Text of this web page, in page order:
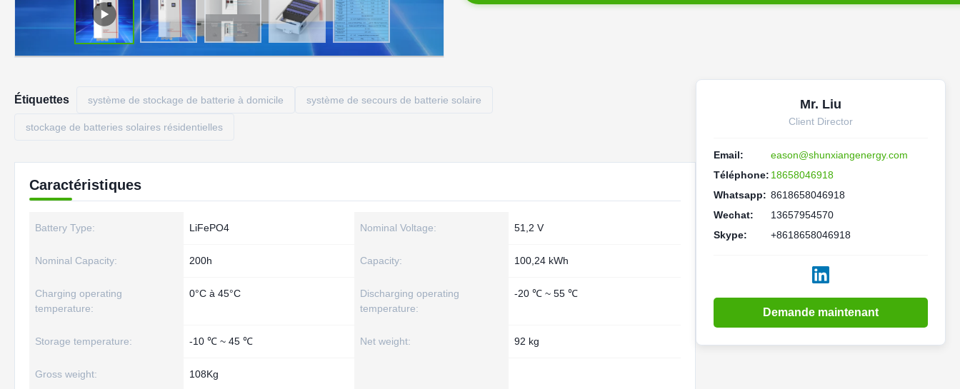
Étiquettes système de stockage de batterie à domicile système de secours de batterie solaire
stockage de batteries solaires résidentielles
Caractéristiques
Battery Type: LiFePO4 Nominal Voltage: 51,2 V
Nominal Capacity: 200h Capacity: 100,24 kWh
Charging operating
temperature:
0°C à 45°C
Discharging operating
temperature:
-20 ℃ ~ 55 ℃
Storage temperature: -10 ℃ ~ 45 ℃ Net weight: 92 kg
Gross weight: 108Kg
Mr. Liu
Client Director
Email:
eason@shunxiangenergy.com
Téléphone: 18658046918
Whatsapp: 8618658046918
Wechat:
13657954570
Skype:
+8618658046918
Demande maintenant